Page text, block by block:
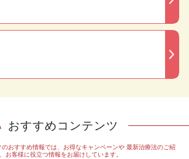
おすすめコンテンツ
おすすめ情報では、お得なキャンペーンや最新治療法のご紹
お客様に役立つ情報をお届けしています。